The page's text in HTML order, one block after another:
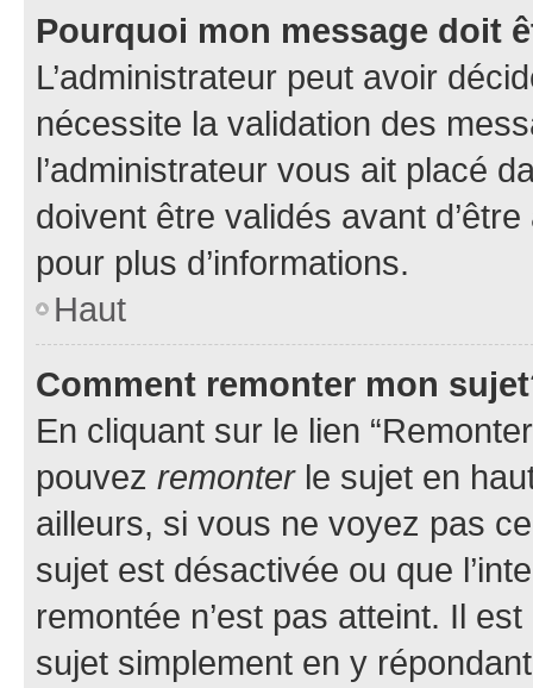
Pourquoi mon message doit
L’administrateur peut avoir
nécessite la validation des
l’administrateur vous ait placé
doivent être validés avant
pour plus d’informations.
Haut
Comment remonter mon
En cliquant sur le lien
pouvez remonterle sujet en
ailleurs, si vous ne voyez pas
sujet est désactivée ou que
remontée n’est pas atteint. Il
sujet simplement en y